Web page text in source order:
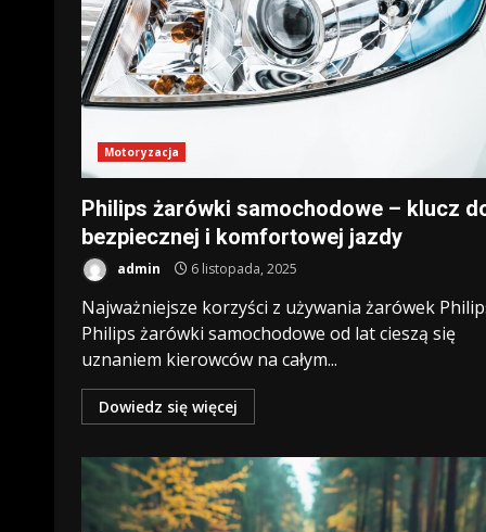
Motoryzacja
Philips żarówki samochodowe – klucz
bezpiecznej i komfortowej jazdy
admin 6 listopada, 2025
Najważniejsze korzyści z używania żarówek
Philips żarówki samochodowe od lat cieszą się
uznaniem kierowców na całym...
Dowiedz się więcej